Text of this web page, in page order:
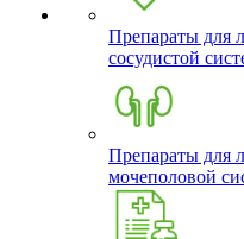
Препараты для
сосудистой
Препараты для
мочеполовой